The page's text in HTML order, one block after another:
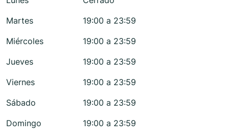
Martes
19:00 a 23:59
Miércoles
19:00 a 23:59
Jueves
19:00 a 23:59
Viernes
19:00 a 23:59
Sábado
19:00 a 23:59
Domingo
19:00 a 23:59